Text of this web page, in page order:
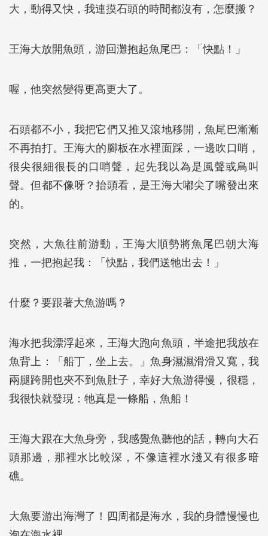
大，動得又快，我連摸石頭的時間都沒有，怎麼搬？
王海大放開魚頭，游回灘抱起魚尾巴：「快點！」
喔，他突然變得更高更大了。
石頭都不小，我把它們又推又滾地移開，魚尾巴漸漸
不再拍打。王海大的腳板在水裡面踩，一邊吹口哨，
很尖很細很長的口哨聲，起先我以為是風聲或鳥叫
聲。但都不像呀？抬頭看，是王海大嘟尖了嘴發出來
的。
突然，大魚往前游動，王海大順勢將魚尾巴朝大海
推，一把抱起我：「快點，我們送牠出去！」
什麼？要跟著大魚游嗎？
海水把我漂浮起來，王海大跑向魚頭，半途把我放在
魚背上：「船丁，坐上去。」魚身濕濕滑滑又寬，我
兩腿跨開也夾不到魚肚子，幸好大魚游得慢，很穩，
我很快就發現：牠真是一條船，魚船！
王海大跟在大魚身旁，我感覺魚聽他的話，轉向大石
頭那邊，那裡水比較深，不像這裡水淺又有很多暗
礁。
大魚要游出海灣了！四周都是海水，我的身體慢慢也